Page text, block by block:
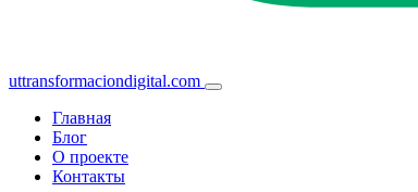
uttransformaciondigital.com
Главная
Блог
О проекте
Контакты